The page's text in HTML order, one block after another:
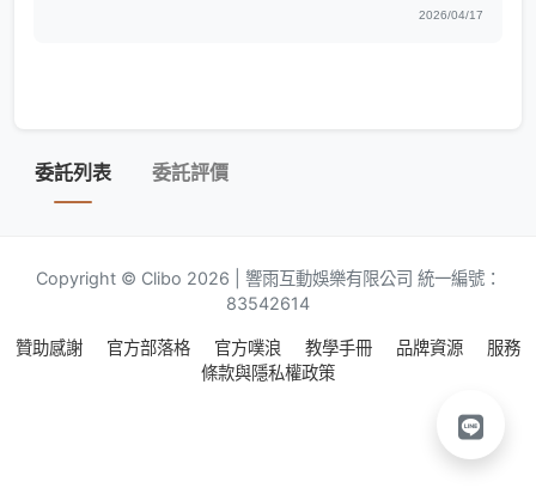
2026/04/17
委託列表 委託評價
Copyright © Clibo 2026 | 響雨互動娛樂有限公司 統一編號：
83542614
贊助感謝 官方部落格 官方噗浪 教學手冊 品牌資源
服務
條款與隱私權政策